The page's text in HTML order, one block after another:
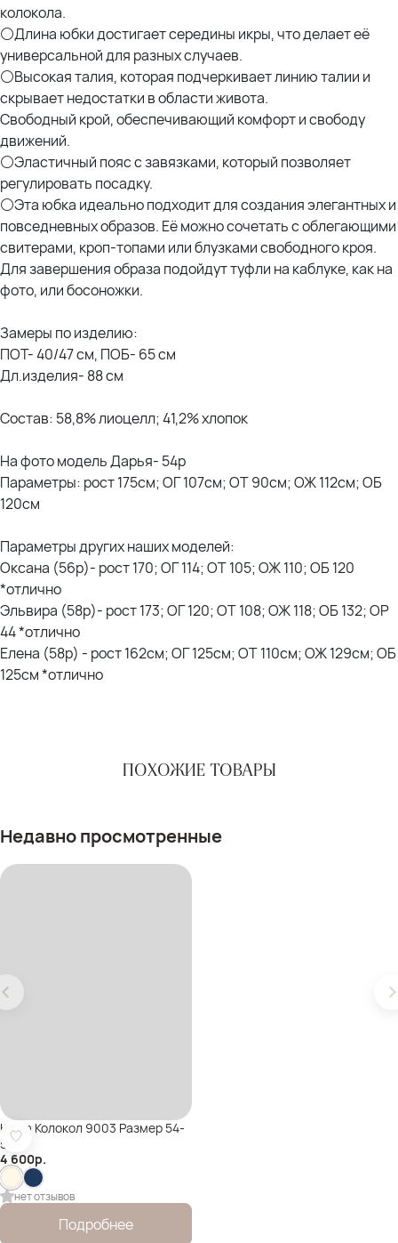
колокола.
⚪Длина юбки достигает середины икры, что делает её
универсальной для разных случаев.
⚪Высокая талия, которая подчеркивает линию талии и
скрывает недостатки в области живота.
Свободный крой, обеспечивающий комфорт и свободу
движений.
⚪Эластичный пояс с завязками, который позволяет
регулировать посадку.
⚪Эта юбка идеально подходит для создания элегантных и
повседневных образов. Её можно сочетать с облегающими
свитерами, кроп-топами или блузками свободного кроя.
Для завершения образа подойдут туфли на каблуке, как на
фото, или босоножки.
Замеры по изделию:
ПОТ- 40/47 см, ПОБ- 65 см
Дл.изделия- 88 см
Состав: 58,8% лиоцелл; 41,2% хлопок
На фото модель Дарья- 54р
Параметры: рост 175см; ОГ 107см; ОТ 90см; ОЖ 112см; ОБ
120см
Параметры других наших моделей:
Оксана (56р)- рост 170; ОГ 114; ОТ 105; ОЖ 110; ОБ 120
*отлично
Эльвира (58р)- рост 173; ОГ 120; ОТ 108; ОЖ 118; ОБ 132; ОР
44 *отлично
Елена (58р) - рост 162см; ОГ 125см; ОТ 110см; ОЖ 129см; ОБ
125см *отлично
ПОХОЖИЕ ТОВАРЫ
Недавно просмотренные
Юбка Колокол 9003 Размер 54-
58
4 600р.
нет отзывов
Подробнее